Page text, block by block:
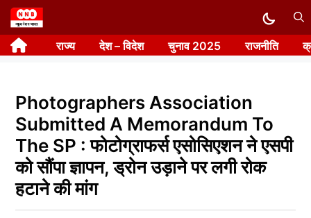
Skip
to
content राज्य देश – विदेश चुनाव 2025 राजनीति
Photographers Association
Submitted A Memorandum To
The SP : फोटोग्राफर्स एसोसिएशन ने एसपी
को सौंपा ज्ञापन, ड्रोन उड़ाने पर लगी रोक
हटाने की मांग